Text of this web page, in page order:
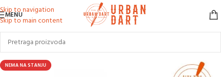
Skip to navigation
Skip to main content
MENU
NEMA NA STANJU